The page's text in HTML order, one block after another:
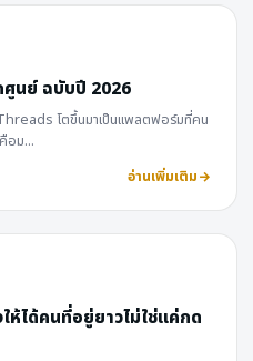
นย์ ฉบับปี 2026
โตขึ้นมาเป็นแพลตฟอร์มที่คน
คือม…
อ่านเพิ่มเติม
ห้ได้คนที่อยู่ยาวไม่ใช่แค่กด